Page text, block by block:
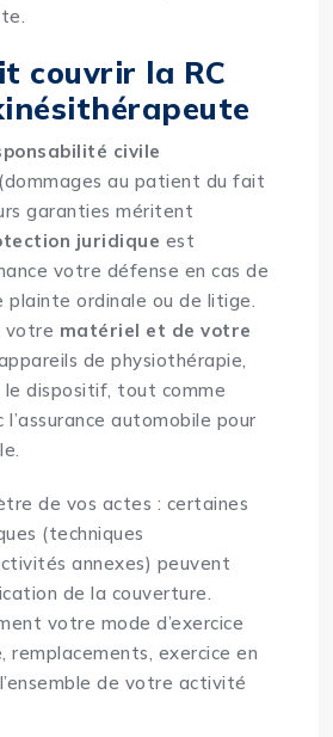
couvrir la RC
civile
(dommages au patient du fait
garanties méritent
juridique est
votre défense en cas de
plainte ordinale ou de litige.
votre matériel et de votre
de physiothérapie,
le dispositif, tout comme
l’assurance automobile pour
de vos actes : certaines
(techniques
annexes) peuvent
de la couverture.
votre mode d’exercice
remplacements, exercice en
de votre activité